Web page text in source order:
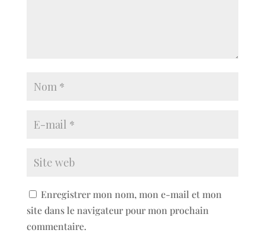
Enregistrer mon nom, mon e-mail et mon
site dans le navigateur pour mon prochain
commentaire.